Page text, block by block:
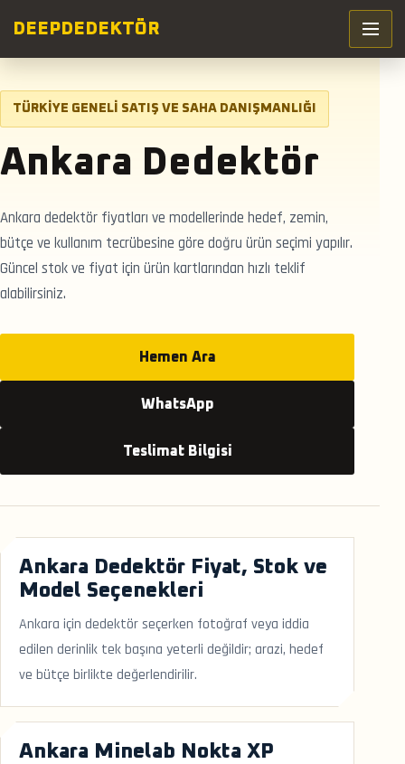
DEEP DEDEKTÖR
TÜRKIYE GENELI SATIŞ VE SAHA DANIŞMANLIĞI
Ankara Dedektör
Ankara dedektör fiyatları ve modellerinde hedef, zemin,
bütçe ve kullanım tecrübesine göre doğru ürün seçimi yapılır.
Güncel stok ve fiyat için ürün kartlarından hızlı teklif
alabilirsiniz.
Hemen Ara
WhatsApp
Teslimat Bilgisi
Ankara Dedektör Fiyat, Stok ve
Model Seçenekleri
Ankara için dedektör seçerken fotoğraf veya iddia
edilen derinlik tek başına yeterli değildir; arazi, hedef
ve bütçe birlikte değerlendirilir.
Ankara Minelab Nokta XP